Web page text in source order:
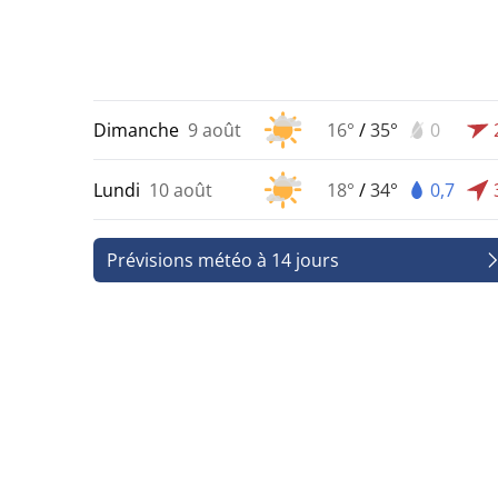
Dimanche 9 août 16° /35° 0
Lundi 10 août 18° /34° 0,7
Prévisions météo à 14 jours